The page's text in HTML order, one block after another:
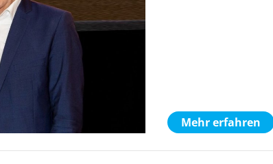
Mehr erfahren